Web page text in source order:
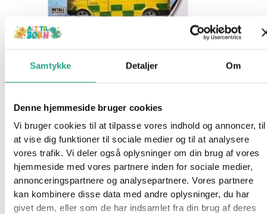
Samtykke Detaljer Om
Denne hjemmeside bruger cookies
Vi bruger cookies til at tilpasse vores indhold og annoncer, til
at vise dig funktioner til sociale medier og til at analysere
vores trafik. Vi deler også oplysninger om din brug af vores
hjemmeside med vores partnere inden for sociale medier,
annonceringspartnere og analysepartnere. Vores partnere
kan kombinere disse data med andre oplysninger, du har
givet dem, eller som de har indsamlet fra din brug af deres
Speedcar – Ambulance (inl lyd og
lys)
79,95kr.
Tilføj til kurv